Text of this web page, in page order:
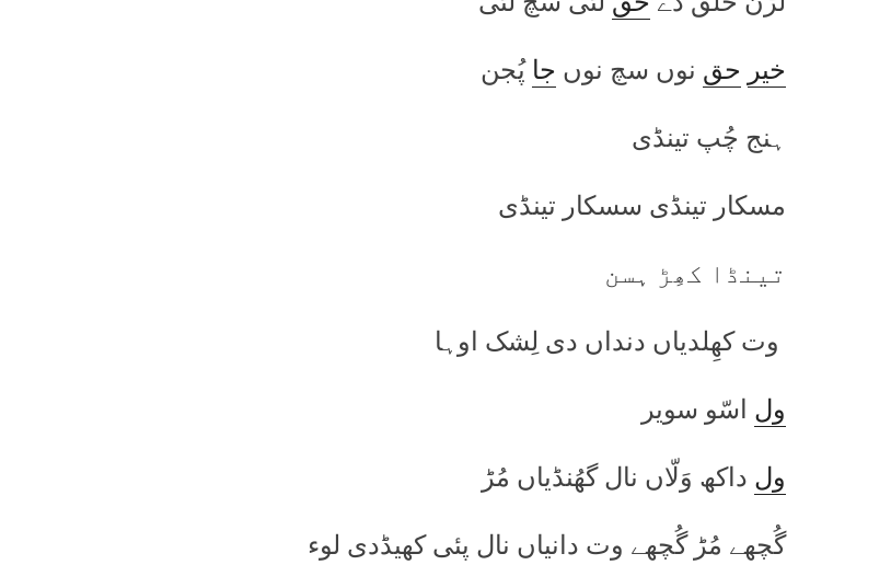
خیر حق نوں سچ نوں جا پُجن
ہنج چُپ تینڈی
مسکار تینڈی سسکار تینڈی
تینڈا کھِڑ ہسن
وت کھِلدیاں دنداں دی لِشک اوہا
ول اسّو سویر
ول داکھ وَلّاں نال گھُنڈیاں مُڑ
گُچھے مُڑ گُچھے وت دانیاں نال پئی کھیڈدی لوء